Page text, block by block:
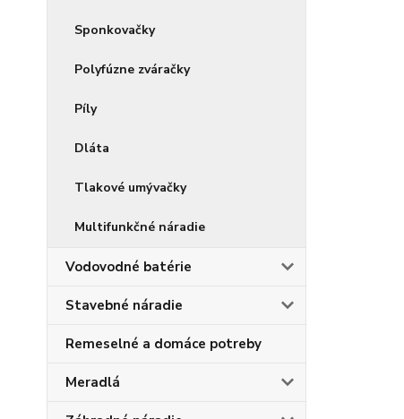
Sponkovačky
Polyfúzne zváračky
Píly
Dláta
Tlakové umývačky
Multifunkčné náradie
Vodovodné batérie
Stavebné náradie
Remeselné a domáce potreby
Meradlá